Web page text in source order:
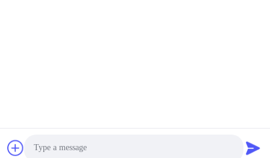
루타일 공급자. 저작권 2022-2026 Tinox Chemical Co., Ltd. 모